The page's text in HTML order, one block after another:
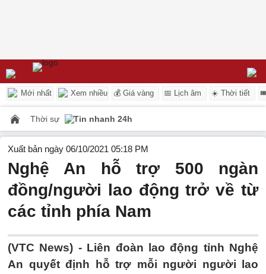
Mới nhất Xem nhiều 💰 Giá vàng 📅 Lịch âm ☀️ Thời tiết
Thời sự Tin nhanh 24h
Xuất bản ngày 06/10/2021 05:18 PM
Nghệ An hỗ trợ 500 ngàn
đồng/người lao động trở về từ
các tỉnh phía Nam
(VTC News) - Liên đoàn lao động tỉnh Nghệ
An quyết định hỗ trợ mỗi người người lao